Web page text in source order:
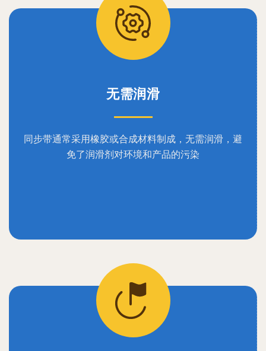
无需润滑
同步带通常采用橡胶或合成材料制成，无需润滑，避
免了润滑剂对环境和产品的污染